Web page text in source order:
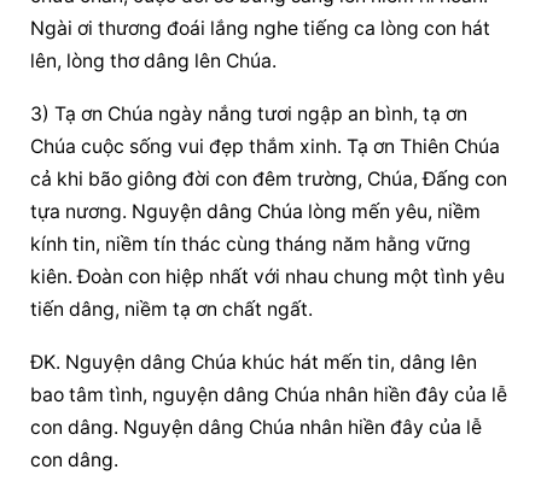
Ngài ơi thương đoái lắng nghe tiếng ca lòng con hát
lên, lòng thơ dâng lên Chúa.
3) Tạ ơn Chúa ngày nắng tươi ngập an bình, tạ ơn
Chúa cuộc sống vui đẹp thắm xinh. Tạ ơn Thiên Chúa
cả khi bão giông đời con đêm trường, Chúa, Đấng con
tựa nương. Nguyện dâng Chúa lòng mến yêu, niềm
kính tin, niềm tín thác cùng tháng năm hằng vững
kiên. Đoàn con hiệp nhất với nhau chung một tình yêu
tiến dâng, niềm tạ ơn chất ngất.
ĐK. Nguyện dâng Chúa khúc hát mến tin, dâng lên
bao tâm tình, nguyện dâng Chúa nhân hiền đây của lễ
con dâng. Nguyện dâng Chúa nhân hiền đây của lễ
con dâng.